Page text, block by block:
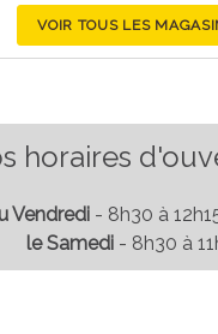
VOIR TOUS LES
horaires
Vendredi - 8h30 à
le Samedi - 8h30 à